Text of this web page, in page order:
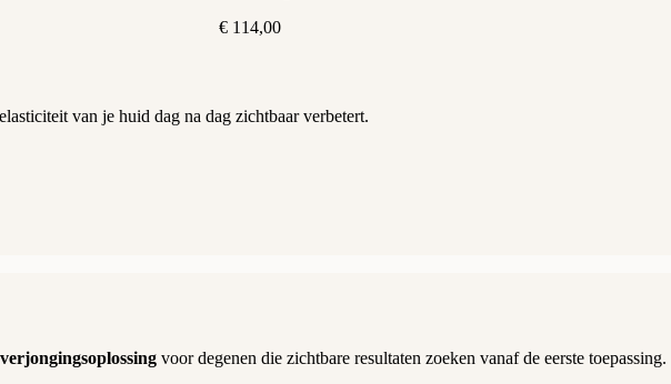
€ 114,00
van je huid dag na dag zichtbaar verbetert.
voor degenen die zichtbare resultaten zoeken vanaf de eerste toepassing.